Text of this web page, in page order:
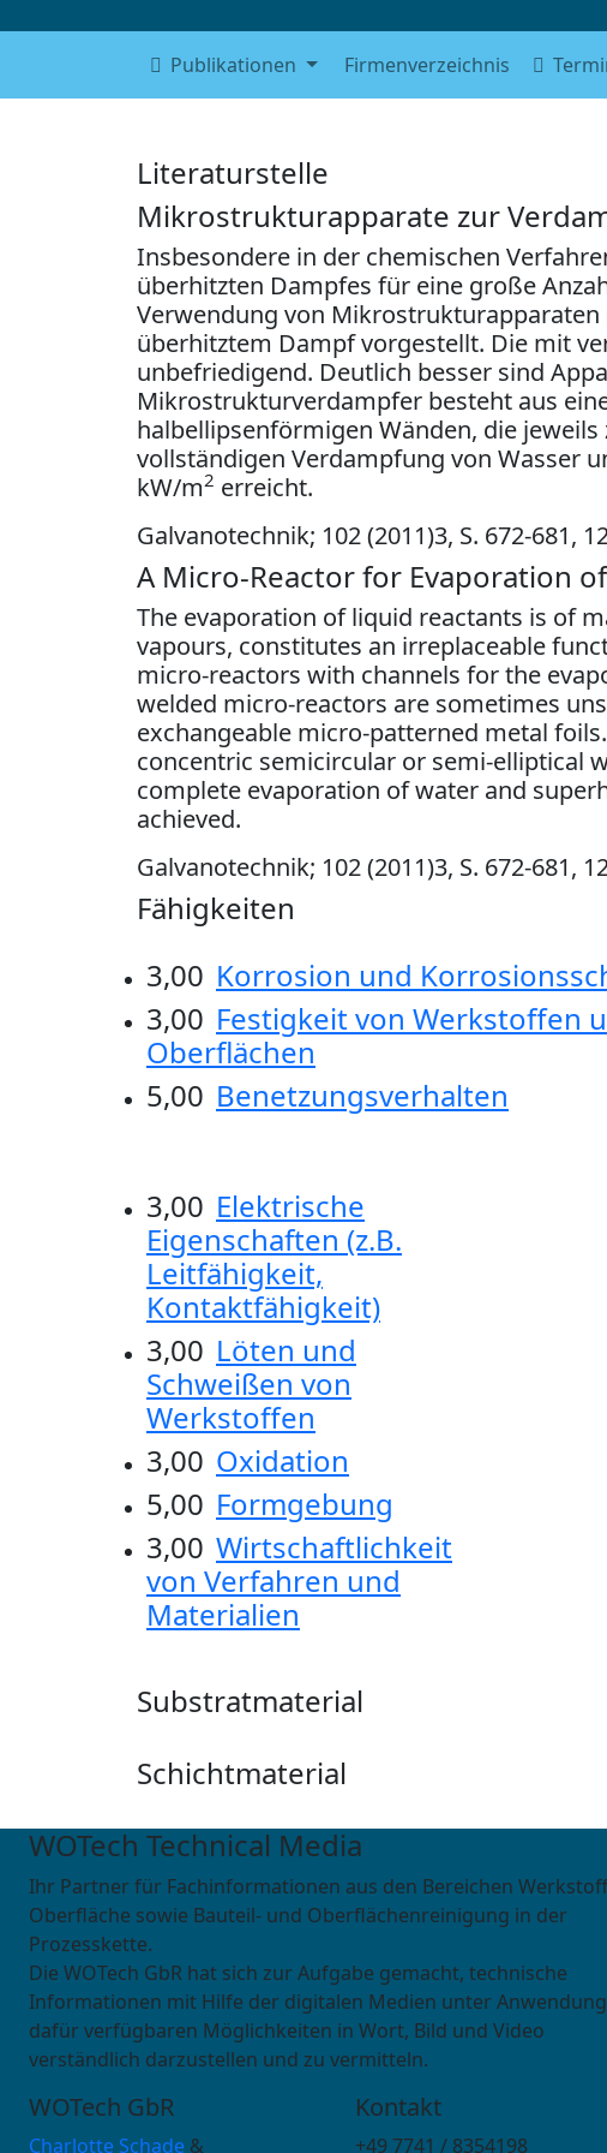
Publikationen Firmenverzeichnis
Literaturstelle
Mikrostrukturapparate zur
Insbesondere in der chemischen
überhitzten Dampfes für eine große
Verwendung von Mikrostrukturapparaten
überhitztem Dampf vorgestellt. Die mit
unbefriedigend. Deutlich besser sind
Mikrostrukturverdampfer besteht aus
halbellipsenförmigen Wänden, die
vollständigen Verdampfung von Wasser
kW/m2 erreicht.
Galvanotechnik; 102 (2011)3, S. 672-681,
A Micro-Reactor for Evaporation
The evaporation of liquid reactants is of
vapours, con­stitutes an irreplaceable
micro-reactors with chan­nels for the
welded micro-reactors are sometimes
exchangeable micro-patterned metal
concentric semicircular or semi-elliptical
complete evaporation of water and
achieved.
Galvanotechnik; 102 (2011)3, S. 672-681,
Fähigkeiten
3,00 Korrosion und
3,00 Festigkeit von Werkstoffen
Oberflächen
5,00 Benetzungsverhalten
3,00 Elektrische
Eigenschaften (z.B.
Leitfähigkeit,
Kontaktfähigkeit)
3,00 Löten und
Schweißen von
Werkstoffen
3,00 Oxidation
5,00 Formgebung
3,00 Wirtschaftlichkeit
von Verfahren und
Materialien
Substratmaterial
Schichtmaterial
WOTech Technical Media
Ihr Partner für Fachinformationen aus den Bereichen
Oberfläche sowie Bauteil- und Oberflächenreinigung in der
Prozesskette.
Die WOTech GbR hat sich zur Aufgabe gemacht, technische
Informationen mit Hilfe der digitalen Medien unter
dafür verfügbaren Möglichkeiten in Wort, Bild und Video
verständlich darzustellen und zu vermitteln.
WOTech GbR
Charlotte Schade &
Kontakt
+49 7741 / 8354198